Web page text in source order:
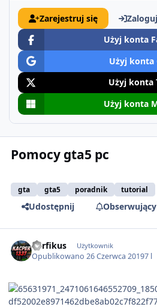
Zarejestruj się
Użyj konta
Użyj konta
Użyj konta
Użyj konta
Pomocy gta5 pc
gta gta5 poradnik tutorial
Udostępnij Obserwujący
nerfikus Użytkownik
Opublikowano26 Czerwca 20197 l